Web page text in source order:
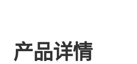
产品详情